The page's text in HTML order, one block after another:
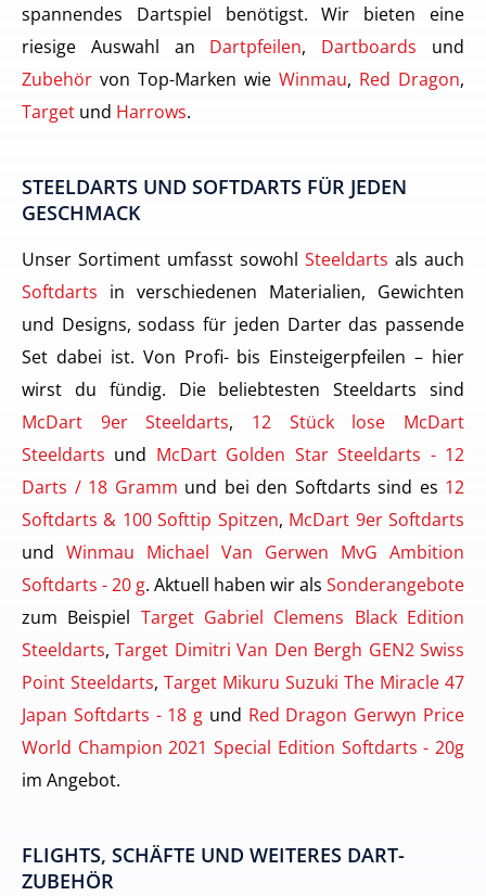
spannendes Dartspiel benötigst. Wir bieten eine
riesige Auswahl an Dartpfeilen, Dartboards und
Zubehör von Top-Marken wie Winmau, Red Dragon,
Target und Harrows.
STEELDARTS UND SOFTDARTS FÜR JEDEN
GESCHMACK
Unser Sortiment umfasst sowohl Steeldarts als auch
Softdarts in verschiedenen Materialien, Gewichten
und Designs, sodass für jeden Darter das passende
Set dabei ist. Von Profi- bis Einsteigerpfeilen – hier
wirst du fündig. Die beliebtesten Steeldarts sind
McDart 9er Steeldarts, 12 Stück lose McDart
Steeldarts und McDart Golden Star Steeldarts - 12
Darts / 18 Gramm und bei den Softdarts sind es 12
Softdarts & 100 Softtip Spitzen, McDart 9er Softdarts
und Winmau Michael Van Gerwen MvG Ambition
Softdarts - 20 g. Aktuell haben wir als Sonderangebote
zum Beispiel Target Gabriel Clemens Black Edition
Steeldarts,Target Dimitri Van Den Bergh GEN2 Swiss
Point Steeldarts, Target Mikuru Suzuki The Miracle 47
Japan Softdarts - 18 g und Red Dragon Gerwyn Price
World Champion 2021 Special Edition Softdarts - 20g
im Angebot.
FLIGHTS, SCHÄFTE UND WEITERES DART-
ZUBEHÖR